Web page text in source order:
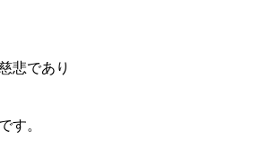
悲であり
す。